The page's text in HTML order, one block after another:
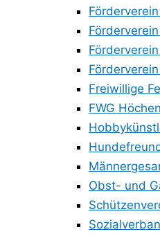
Freiwillige
FWG Höchen
Obst- und